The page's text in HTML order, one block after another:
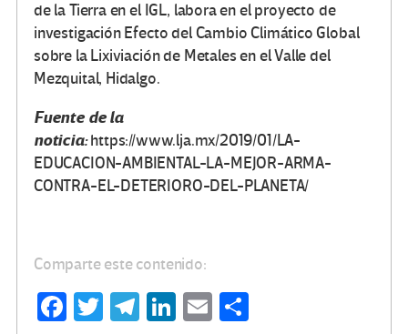
de la Tierra en el IGL, labora en el proyecto de
investigación Efecto del Cambio Climático Global
sobre la Lixiviación de Metales en el Valle del
Mezquital, Hidalgo.
Fuente de la
noticia:https://www.lja.mx/2019/01/LA-
EDUCACION-AMBIENTAL-LA-MEJOR-ARMA-
CONTRA-EL-DETERIORO-DEL-PLANETA/
Comparte este contenido:
Fa T
Te
Li
E